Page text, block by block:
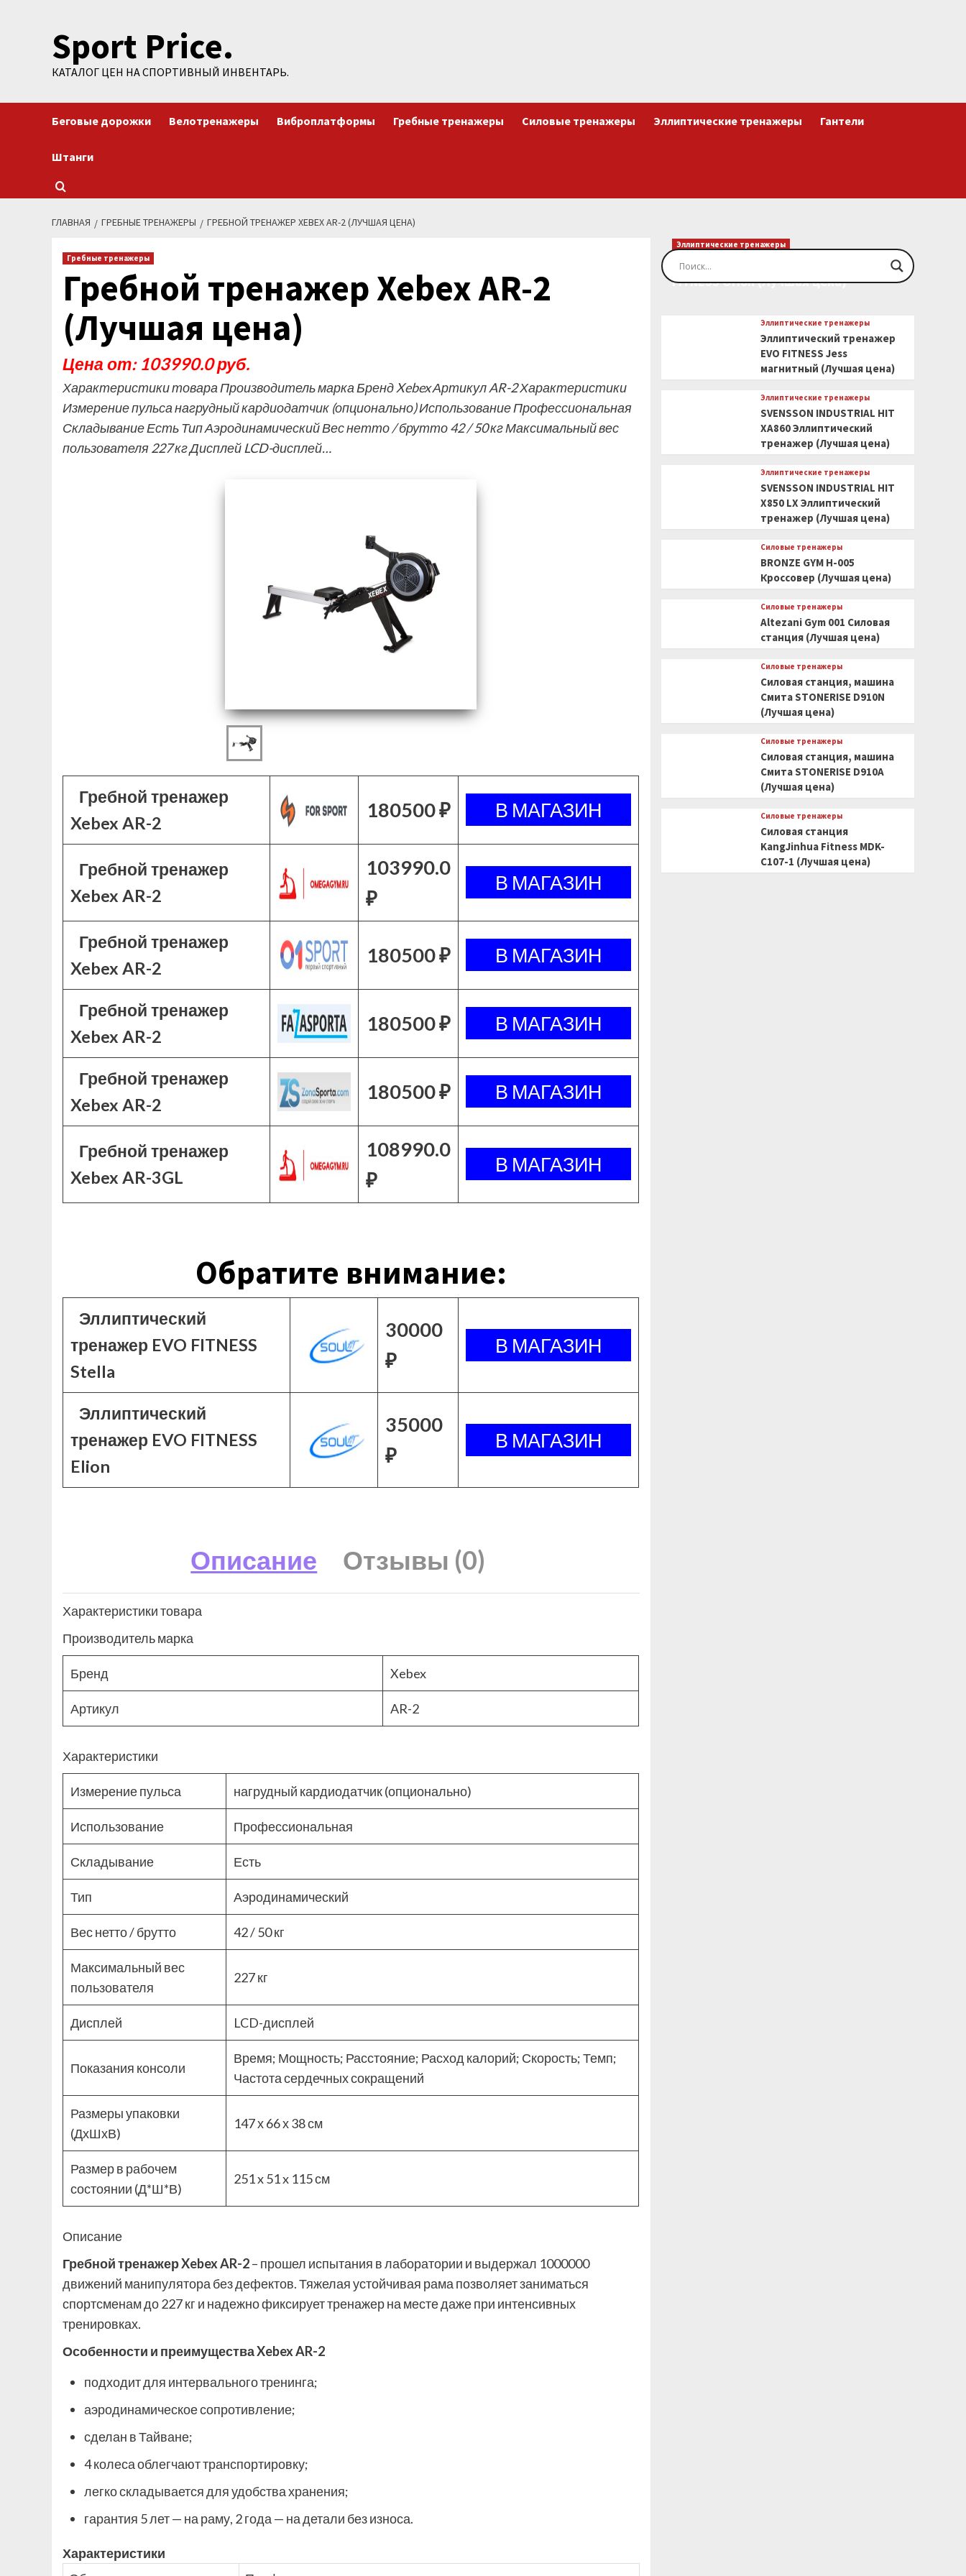
содержимомуSport Price.
КАТАЛОГ ЦЕН НА СПОРТИВНЫЙ ИНВЕНТАРЬ.
Беговые дорожки Велотренажеры Виброплатформы Гребные тренажеры Силовые тренажеры Эллиптические тренажеры Гантели
Штанги
ГЛАВНАЯ ГРЕБНЫЕ ТРЕНАЖЕРЫ ГРЕБНОЙ ТРЕНАЖЕР XEBEX AR-2 (ЛУЧШАЯ ЦЕНА)
Гребные тренажеры
Гребной тренажер Xebex AR-2
(Лучшая цена)
Цена от: 103990.0 руб.
Характеристики товара Производитель марка Бренд Xebex Артикул AR-2 Характеристики
Измерение пульса нагрудный кардиодатчик (опционально) Использование Профессиональная
Складывание Есть Тип Аэродинамический Вес нетто / брутто 42 / 50 кг Максимальный вес
пользователя 227 кг Дисплей LCD-дисплей…
Гребной тренажер
Xebex AR-2
180500 ₽
Гребной тренажер
Xebex AR-2
103990.0
₽
Гребной тренажер
Xebex AR-2
180500 ₽
Гребной тренажер
Xebex AR-2
180500 ₽
Гребной тренажер
Xebex AR-2
180500 ₽
Гребной тренажер
Xebex AR-3GL
108990.0
₽
Обратите внимание:
Эллиптический
тренажер EVO FITNESS
Stella
30000
₽
Эллиптический
тренажер EVO FITNESS
Elion
35000
₽
Описание Отзывы (0)
Характеристики товара
Производитель марка
Бренд Xebex
Артикул AR-2
Характеристики
Измерение пульса нагрудный кардиодатчик (опционально)
Использование Профессиональная
Складывание Есть
Тип Аэродинамический
Вес нетто / брутто 42 / 50 кг
Максимальный вес
пользователя
227 кг
Дисплей LCD-дисплей
Показания консоли
Время; Мощность; Расстояние; Расход калорий; Скорость; Темп;
Частота сердечных сокращений
Размеры упаковки
(ДхШхВ)
147 х 66 х 38 см
Размер в рабочем
состоянии (Д*Ш*В)
251 x 51 x 115 см
Описание
Гребной тренажер Xebex AR-2– прошел испытания в лаборатории и выдержал 1000000
движений манипулятора без дефектов. Тяжелая устойчивая рама позволяет заниматься
спортсменам до 227 кг и надежно фиксирует тренажер на месте даже при интенсивных
тренировках.
Особенности и преимущества Xebex AR-2
подходит для интервального тренинга;
аэродинамическое сопротивление;
сделан в Тайване;
4 колеса облегчают транспортировку;
легко складывается для удобства хранения;
гарантия 5 лет — на раму, 2 года — на детали без износа.
Характеристики
Эллиптические тренажеры
Эллиптический тренажер EVO
FITNESS Orion (Лучшая цена)
Эллиптические тренажеры
Эллиптический тренажер
EVO FITNESS Jess
магнитный (Лучшая цена)
Эллиптические тренажеры
SVENSSON INDUSTRIAL HIT
XA860 Эллиптический
тренажер (Лучшая цена)
Эллиптические тренажеры
SVENSSON INDUSTRIAL HIT
X850 LX Эллиптический
тренажер (Лучшая цена)
Силовые тренажеры
BRONZE GYM H-005
Кроссовер (Лучшая цена)
Силовые тренажеры
Altezani Gym 001 Силовая
станция (Лучшая цена)
Силовые тренажеры
Силовая станция, машина
Смита STONERISE D910N
(Лучшая цена)
Силовые тренажеры
Силовая станция, машина
Смита STONERISE D910A
(Лучшая цена)
Силовые тренажеры
Силовая станция
KangJinhua Fitness MDK-
C107-1 (Лучшая цена)